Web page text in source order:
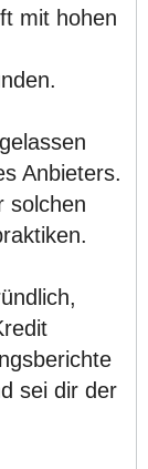
mit hohen
Anbieters.
solchen
sei dir der